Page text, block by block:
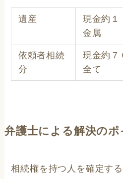
遺産
現金約１
金属
依頼者相続
分
現金約７
全て
弁護士による解決のポ
相続権を持つ人を確定す